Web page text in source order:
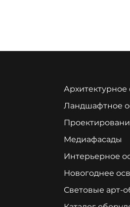
Ландшафтное
Медиафасады
Интерьерное
Новогоднее
Световые арт-